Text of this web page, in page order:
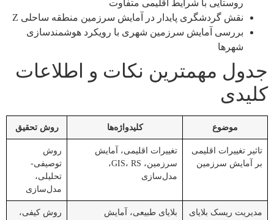
روستایی با شرایط اقلیمی متفاوت
نقش گردشگری پایدار در آمایش سرزمین منطقه ساحلی Z
بررسی آمایش سرزمین شهری با رویکرد هوشمندسازی
شهرها
جدول مهمترین نکات و اطلاعات
کلیدی
موضوع کلیدواژه‌ها روش تحقیق
تاثیر تغییرات اقلیمی
بر آمایش سرزمین
تغییرات اقلیمی، آمایش
سرزمین، GIS، RS،
مدل‌سازی
روش
توصیفی-
تحلیلی،
مدل‌سازی
مدیریت ریسک بلایای
بلایای طبیعی، آمایش
روش کیفی،